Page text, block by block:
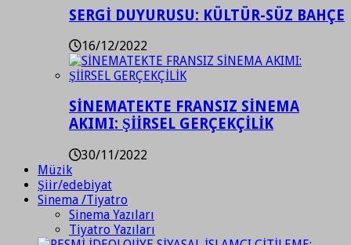
SERGİ DUYURUSU: KÜLTÜR-SÜZ BAHÇE
16/12/2022
SİNEMATEKTE FRANSIZ SİNEMA
AKIMI: ŞİİRSEL GERÇEKÇİLİK
30/11/2022
Müzik
Şiir/edebiyat
Sinema /Tiyatro
Sinema Yazıları
Tiyatro Yazıları